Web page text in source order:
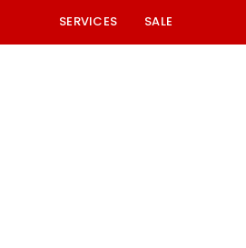
SERVICES SALE